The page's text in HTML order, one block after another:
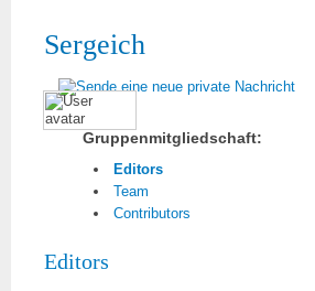
Sergeich
Gruppenmitgliedschaft:
Editors
Team
Contributors
Editors